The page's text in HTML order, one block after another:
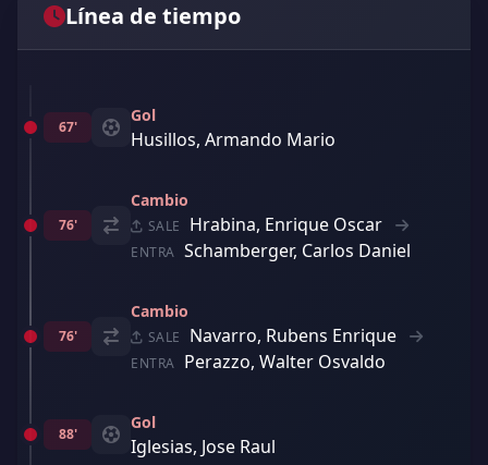
Línea de tiempo
67'
Gol
Husillos, Armando Mario
76'
Cambio
SALE Hrabina, Enrique Oscar
ENTRA Schamberger, Carlos Daniel
76'
Cambio
SALE Navarro, Rubens Enrique
ENTRA Perazzo, Walter Osvaldo
88'
Gol
Iglesias, Jose Raul